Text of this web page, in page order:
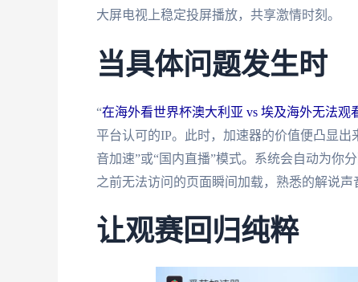
大屏电视上稳定投屏播放，共享激情时刻。
当具体问题发生时
“在海外看世界杯澳大利亚 vs 埃及海外无法观
平台认可的IP。此时，加速器的价值便凸显
音加速”或“国内直播”模式。系统会自动为你
之前无法访问的页面瞬间加载，熟悉的解说声
让观赛回归纯粹